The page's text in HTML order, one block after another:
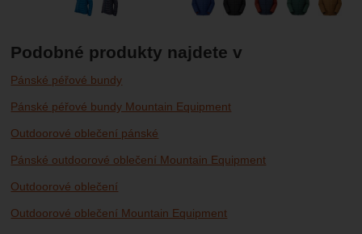
Podobné produkty najdete v
Pánské péřové bundy
Pánské péřové bundy Mountain Equipment
Outdoorové oblečení pánské
Pánské outdoorové oblečení Mountain Equipment
Outdoorové oblečení
Outdoorové oblečení Mountain Equipment